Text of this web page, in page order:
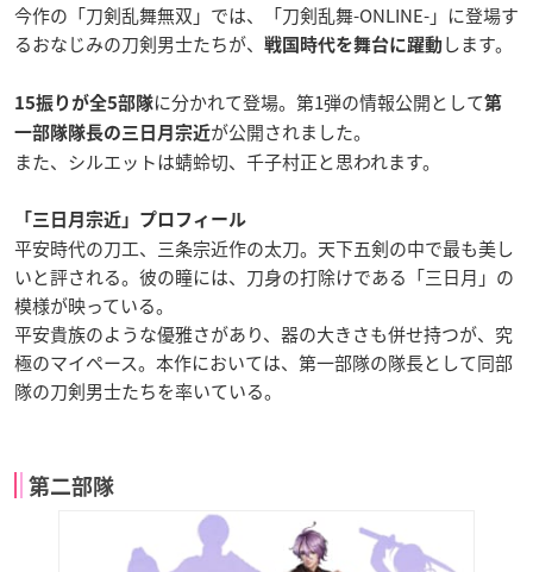
今作の「刀剣乱舞無双」では、「刀剣乱舞-ONLINE-」に登場す
るおなじみの刀剣男士たちが、
戦国時代を舞台に躍動 します。
15振りが全5部隊に分かれて登場。第1弾の情報公開として第
一部隊隊長の三日月宗近が公開されました。
また、シルエットは蜻蛉切、千子村正と思われます。
「三日月宗近」プロフィール
平安時代の刀工、三条宗近作の太刀。天下五剣の中で最も美し
いと評される。彼の瞳には、刀身の打除けである「三日月」の
模様が映っている。
平安貴族のような優雅さがあり、器の大きさも併せ持つが、究
極のマイペース。本作においては、第一部隊の隊長として同部
隊の刀剣男士たちを率いている。
第二部隊